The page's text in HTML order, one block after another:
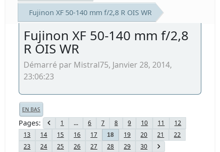
Fujinon XF 50-140 mm f/2,8 R OIS WR
Fujinon XF 50-140 mm f/2,8
R OIS WR
Démarré par Mistral75, Janvier 28, 2014,
23:06:23
EN BAS
Pages 1 ... 6 7 8 9 10 11
12
13
14 15 16 17 18 19 20 21
22
23
24 25 26 27 28 29 30